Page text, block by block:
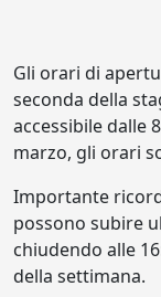
Gli orari di
seconda della
accessibile dalle
marzo, gli orari
Importante
possono subire
chiudendo alle
della settimana.